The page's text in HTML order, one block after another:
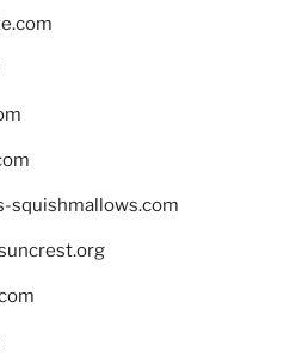
squishmallows.com